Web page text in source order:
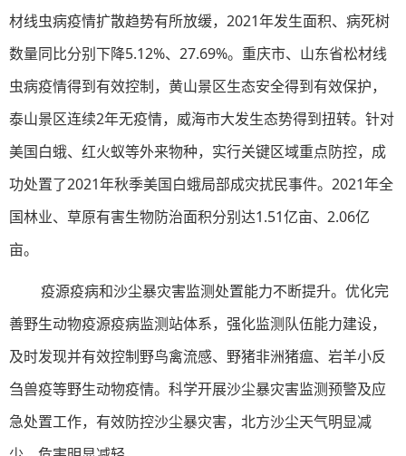
材线虫病疫情扩散趋势有所放缓，2021年发生面积、病死树
数量同比分别下降5.12%、27.69%。重庆市、山东省松材线
虫病疫情得到有效控制，黄山景区生态安全得到有效保护，
泰山景区连续2年无疫情，威海市大发生态势得到扭转。针对
美国白蛾、红火蚁等外来物种，实行关键区域重点防控，成
功处置了2021年秋季美国白蛾局部成灾扰民事件。2021年全
国林业、草原有害生物防治面积分别达1.51亿亩、2.06亿
亩。
疫源疫病和沙尘暴灾害监测处置能力不断提升。优化完
善野生动物疫源疫病监测站体系，强化监测队伍能力建设，
及时发现并有效控制野鸟禽流感、野猪非洲猪瘟、岩羊小反
刍兽疫等野生动物疫情。科学开展沙尘暴灾害监测预警及应
急处置工作，有效防控沙尘暴灾害，北方沙尘天气明显减